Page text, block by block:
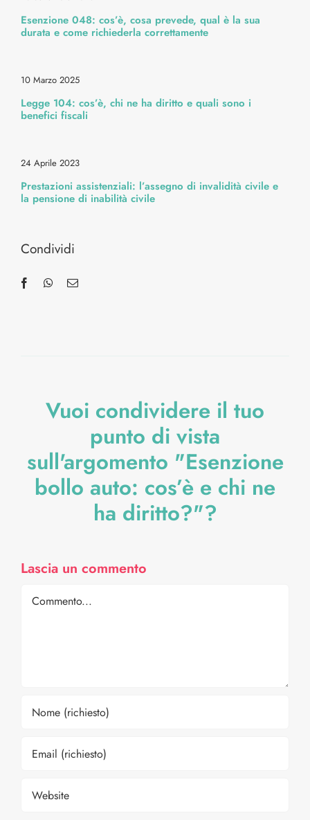
Alimentazione & Ricette
Cura Corpo & Benessere
Energia & Movimento
Medicina & Dintorni
Esenzione 048: cos’è, cosa prevede, qual è la sua
durata e come richiederla correttamente
10 Marzo 2025
Legge 104: cos’è, chi ne ha diritto e quali sono i
benefici fiscali
24 Aprile 2023
Prestazioni assistenziali: l’assegno di invalidità civile e
la pensione di inabilità civile
Condividi
Vuoi condividere il tuo
punto di vista
sull'argomento "Esenzione
bollo auto: cos’è e chi ne
ha diritto?"?
Lascia un commento
Comment